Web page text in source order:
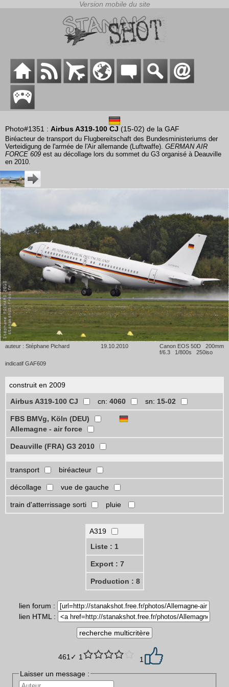
Photo#1351 : Airbus A319-100 CJ (15-02) de la GAF
Biréacteur de transport du Flugbereitschaft des Bundesministeriums der
Verteidigung de l'armée de l'Air allemande (Luftwaffe). GERMAN AIR
FORCE 609 est au décollage lors du sommet du G3 organisé à Deauville
en 2010.
auteur : Stéphane Pichard 19.10.2010
Canon EOS 50D 200mm
f/6.3 1/800s 250iso
indicatif GAF609
construit en 2009
Airbus A319-100 CJ
cn: 4060 sn: 15-02
FBS BMVg, Köln (DEU)
Allemagne - air force
Deauville (FRA) G3 2010
transport biréacteur
décollage vue de gauche
train d'atterrissage sorti pluie
A319
Liste : 1
Export : 7
Production : 8
lien forum :
lien HTML :
461✓ 1
1
Laisser un message :